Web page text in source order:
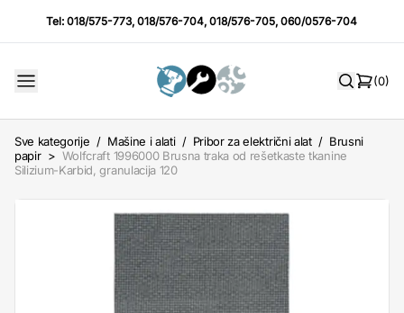
Tel:018/575-773,018/576-704,018/576-705,060/0576-704
(0)
Sve kategorije / Mašine i alati / Pribor za električni alat / Brusni
papir > Wolfcraft 1996000 Brusna traka od rešetkaste tkanine
Silizium-Karbid, granulacija 120